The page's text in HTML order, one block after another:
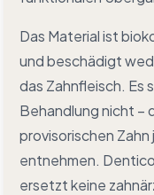
Das Material ist
und beschädigt
das Zahnfleisch. Es
Behandlung nicht –
provisorischen
entnehmen.
ersetzt keine